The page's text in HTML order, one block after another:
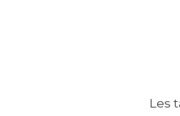
Les